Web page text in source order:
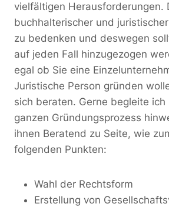
vielfältigen Herausforderungen.
buchhalterischer und
zu bedenken und deswegen
auf jeden Fall hinzugezogen
egal ob Sie eine
Juristische Person gründen
sich beraten. Gerne begleite ich
ganzen Gründungsprozess
ihnen Beratend zu Seite, wie
folgenden Punkten:
Wahl der Rechtsform
Erstellung von